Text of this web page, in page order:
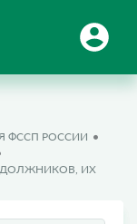
ФССП РОССИИ
ИХ